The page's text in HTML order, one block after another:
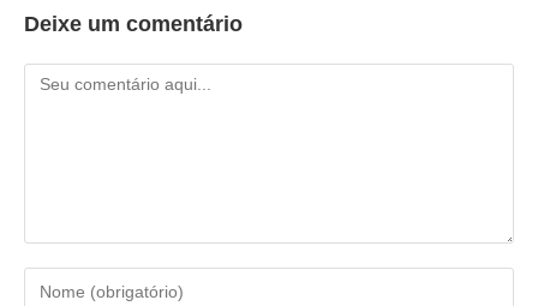
Deixe um comentário